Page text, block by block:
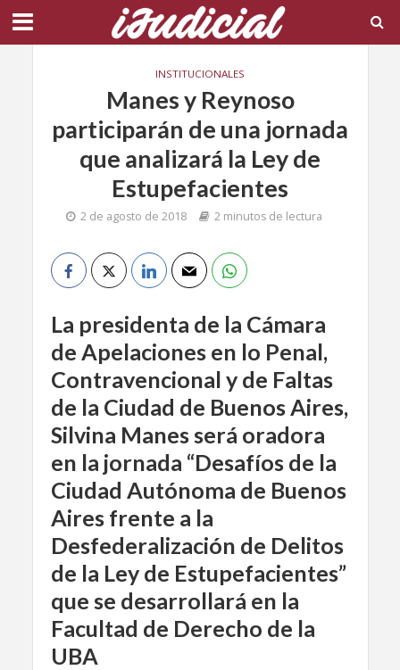
INSTITUCIONALES
Manes y Reynoso
participarán de una jornada
que analizará la Ley de
Estupefacientes
2 de agosto de 2018 2 minutos de lectura
La presidenta de la Cámara
de Apelaciones en lo Penal,
Contravencional y de Faltas
de la Ciudad de Buenos Aires,
Silvina Manes será oradora
en la jornada “Desafíos de la
Ciudad Autónoma de Buenos
Aires frente a la
Desfederalización de Delitos
de la Ley de Estupefacientes”
que se desarrollará en la
Facultad de Derecho de la
UBA